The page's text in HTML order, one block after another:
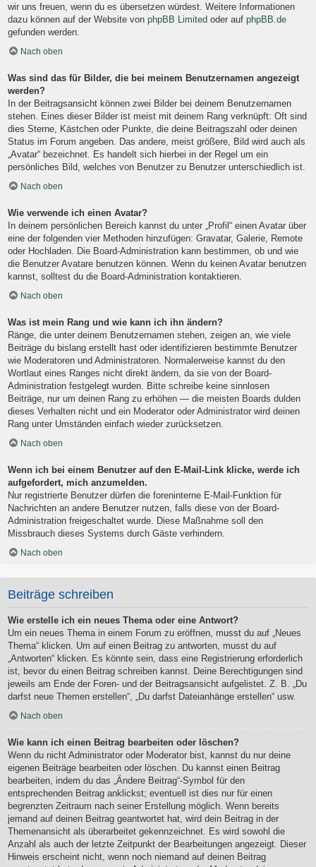
wir uns freuen, wenn du es übersetzen würdest. Weitere Informationen
dazu können auf der Website von phpBB Limited oder auf phpBB.de
gefunden werden.
Nach oben
Was sind das für Bilder, die bei meinem Benutzernamen angezeigt
werden?
In der Beitragsansicht können zwei Bilder bei deinem Benutzernamen
stehen. Eines dieser Bilder ist meist mit deinem Rang verknüpft: Oft sind
dies Sterne, Kästchen oder Punkte, die deine Beitragszahl oder deinen
Status im Forum angeben. Das andere, meist größere, Bild wird auch als
„Avatar“ bezeichnet. Es handelt sich hierbei in der Regel um ein
persönliches Bild, welches von Benutzer zu Benutzer unterschiedlich ist.
Nach oben
Wie verwende ich einen Avatar?
In deinem persönlichen Bereich kannst du unter „Profil“ einen Avatar über
eine der folgenden vier Methoden hinzufügen: Gravatar, Galerie, Remote
oder Hochladen. Die Board-Administration kann bestimmen, ob und wie
die Benutzer Avatare benutzen können. Wenn du keinen Avatar benutzen
kannst, solltest du die Board-Administration kontaktieren.
Nach oben
Was ist mein Rang und wie kann ich ihn ändern?
Ränge, die unter deinem Benutzernamen stehen, zeigen an, wie viele
Beiträge du bislang erstellt hast oder identifizieren bestimmte Benutzer
wie Moderatoren und Administratoren. Normalerweise kannst du den
Wortlaut eines Ranges nicht direkt ändern, da sie von der Board-
Administration festgelegt wurden. Bitte schreibe keine sinnlosen
Beiträge, nur um deinen Rang zu erhöhen — die meisten Boards dulden
dieses Verhalten nicht und ein Moderator oder Administrator wird deinen
Rang unter Umständen einfach wieder zurücksetzen.
Nach oben
Wenn ich bei einem Benutzer auf den E-Mail-Link klicke, werde ich
aufgefordert, mich anzumelden.
Nur registrierte Benutzer dürfen die foreninterne E-Mail-Funktion für
Nachrichten an andere Benutzer nutzen, falls diese von der Board-
Administration freigeschaltet wurde. Diese Maßnahme soll den
Missbrauch dieses Systems durch Gäste verhindern.
Nach oben
Beiträge schreiben
Wie erstelle ich ein neues Thema oder eine Antwort?
Um ein neues Thema in einem Forum zu eröffnen, musst du auf „Neues
Thema“ klicken. Um auf einen Beitrag zu antworten, musst du auf
„Antworten“ klicken. Es könnte sein, dass eine Registrierung erforderlich
ist, bevor du einen Beitrag schreiben kannst. Deine Berechtigungen sind
jeweils am Ende der Foren- und der Beitragsansicht aufgelistet. Z. B. „Du
darfst neue Themen erstellen“, „Du darfst Dateianhänge erstellen“ usw.
Nach oben
Wie kann ich einen Beitrag bearbeiten oder löschen?
Wenn du nicht Administrator oder Moderator bist, kannst du nur deine
eigenen Beiträge bearbeiten oder löschen. Du kannst einen Beitrag
bearbeiten, indem du das „Ändere Beitrag“-Symbol für den
entsprechenden Beitrag anklickst; eventuell ist dies nur für einen
begrenzten Zeitraum nach seiner Erstellung möglich. Wenn bereits
jemand auf deinen Beitrag geantwortet hat, wird dein Beitrag in der
Themenansicht als überarbeitet gekennzeichnet. Es wird sowohl die
Anzahl als auch der letzte Zeitpunkt der Bearbeitungen angezeigt. Dieser
Hinweis erscheint nicht, wenn noch niemand auf deinen Beitrag